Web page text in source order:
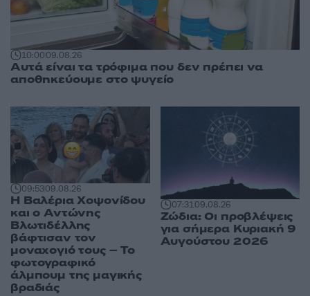
10:0009.08.26
Αυτά είναι τα τρόφιμα που δεν πρέπει να
αποθηκεύουμε στο ψυγείο
09:5309.08.26
Η Βαλέρια Χοψονίδου
και ο Αντώνης
Βλωτιδέλλης
βάφτισαν τον
μοναχογιό τους – Το
φωτογραφικό
άλμπουμ της μαγικής
βραδιάς
07:3109.08.26
Ζώδια: Οι προβλέψεις
για σήμερα Κυριακή 9
Αυγούστου 2026